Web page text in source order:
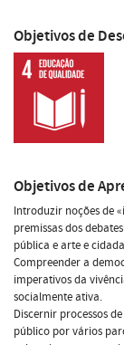
Objetivos de
Objetivos de
Introduzir noções de
premissas dos
pública e arte e
Compreender a
imperativos da
socialmente ativa.
Discernir processos
público por vários